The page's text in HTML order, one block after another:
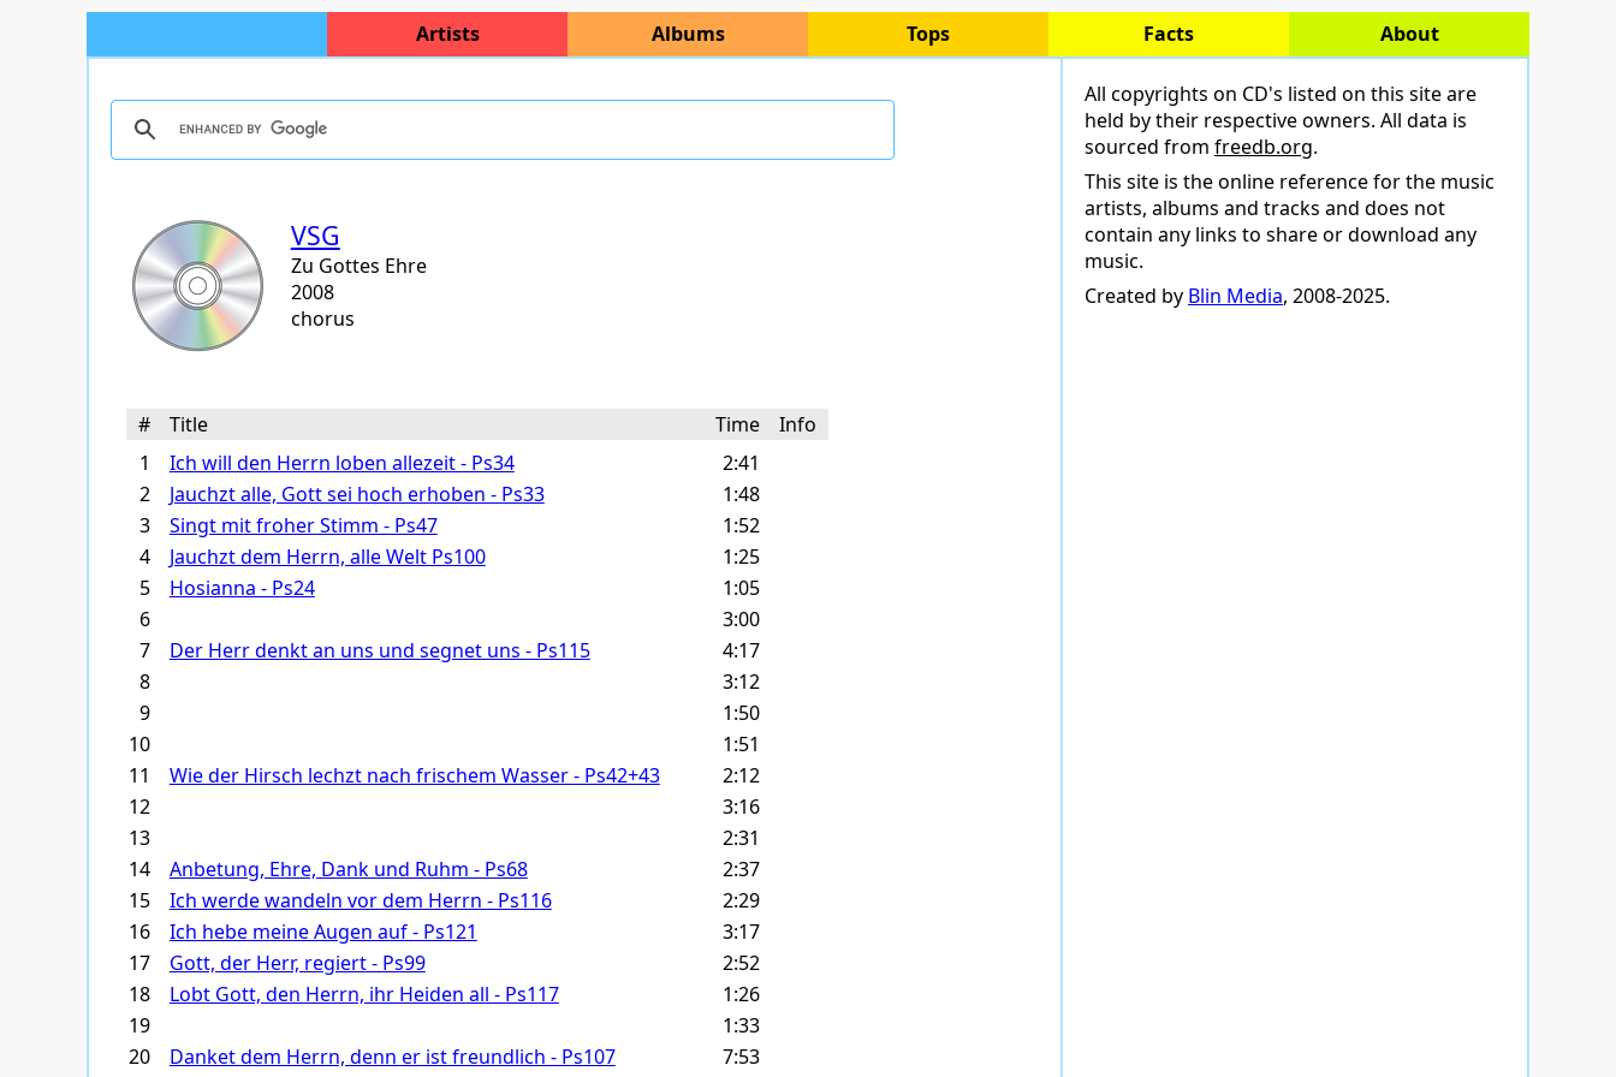
Artists Albums Tops Facts About
VSG
Zu Gottes Ehre
2008
chorus
# Title Time
Info
1
Ich will den Herrn loben allezeit - Ps34
2:41
2
Jauchzt alle, Gott sei hoch erhoben - Ps33
1:48
3
Singt mit froher Stimm - Ps47
1:52
4
Jauchzt dem Herrn, alle Welt Ps100
1:25
5
Hosianna - Ps24
1:05
6
3:00
7
Der Herr denkt an uns und segnet uns - Ps115
4:17
8
3:12
9
1:50
10
1:51
11
Wie der Hirsch lechzt nach frischem Wasser - Ps42+43
2:12
12
3:16
13
2:31
14
Anbetung, Ehre, Dank und Ruhm - Ps68
2:37
15
Ich werde wandeln vor dem Herrn - Ps116
2:29
16
Ich hebe meine Augen auf - Ps121
3:17
17
Gott, der Herr, regiert - Ps99
2:52
18
Lobt Gott, den Herrn, ihr Heiden all - Ps117
1:26
19
1:33
20
Danket dem Herrn, denn er ist freundlich - Ps107
7:53
All copyrights on CD's listed on this site are
held by their respective owners. All data is
sourced from freedb.org.
This site is the online reference for the music
artists, albums and tracks and does not
contain any links to share or download any
music.
Created by Blin Media, 2008-2025.